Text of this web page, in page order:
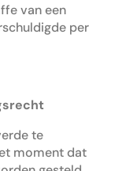
van een
per
te
moment dat